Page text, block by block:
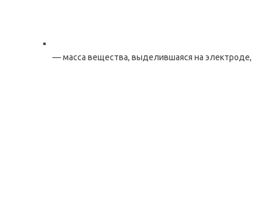
— масса вещества, выделившаяся на электроде,